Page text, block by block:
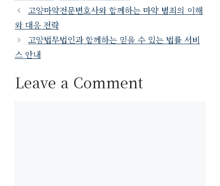
고양마약전문변호사와 함께하는 마약 범죄의 이해
와 대응 전략
고양법무법인과 함께하는 믿을 수 있는 법률 서비
스 안내
Leave a Comment